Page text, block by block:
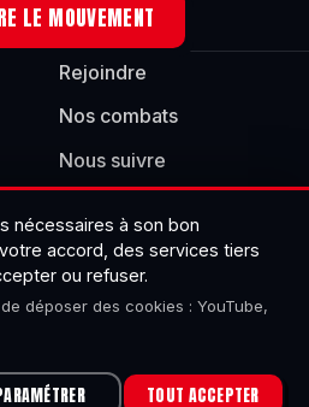
LE MOUVEMENT
Rejoindre
Nos combats
Nous suivre
citoyen, associatif & apartisan.
nécessaires à son bon
accord, des services tiers
ou refuser.
déposer des cookies : YouTube,
TOUT ACCEPTER